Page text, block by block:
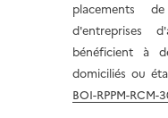
placements
d'entreprises
bénéficient à
domiciliés ou
BOI-RPPM-RCM-